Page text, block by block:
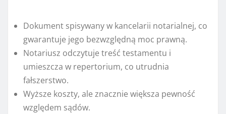
Dokument spisywany w kancelarii notarialnej, co
gwarantuje jego bezwzględną moc prawną.
Notariusz odczytuje treść testamentu i
umieszcza w repertorium, co utrudnia
fałszerstwo.
Wyższe koszty, ale znacznie większa pewność
względem sądów.